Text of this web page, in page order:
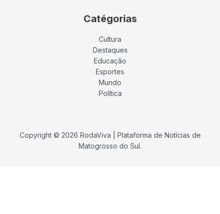
Catégorias
Cultura
Destaques
Educação
Esportes
Mundo
Política
Copyright © 2026 RodaViva | Plataforma de Notícias de
Matogrosso do Sul.